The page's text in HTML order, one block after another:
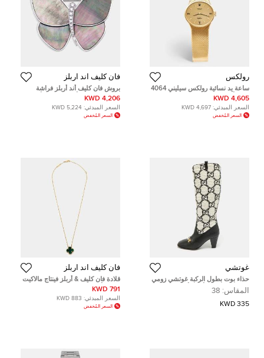
رولكس
ساعة يد نسائية رولكس سيليني 4064
ذهب أصفر عيار 18 شامبانيا 26مم
4,605 KWD
السعر المبدئي: 4,697 KWD
السعر المُخفض
فان كليف آند اربلز
بروش فان كليف أند أربلز فراشة
صدف رصاصي وألماسي ذهب أبيض
عيار 18
4,206 KWD
السعر المبدئي: 5,224 KWD
السعر المُخفض
غوتشي
حذاء بوت بطول الركبة غوتشي زومي
مقاس 38
المقاس: 38
335 KWD
فان كليف آند اربلز
قلادة فان كليف & أربلز فينتاج مالاكيت
وذهب أصفر عيار 18 قيراط
791 KWD
السعر المبدئي: 883 KWD
السعر المُخفض